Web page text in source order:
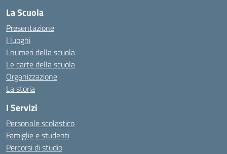
La Scuola
Presentazione
I luoghi
I numeri della scuola
Le carte della scuola
Organizzazione
La storia
I Servizi
Personale scolastico
Famiglie e studenti
Percorsi di studio